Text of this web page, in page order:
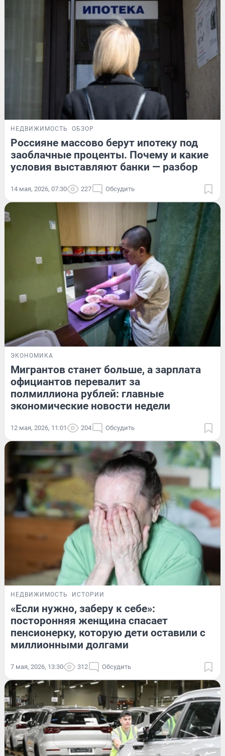
НЕДВИЖИМОСТЬ ОБЗОР
Россияне массово берут ипотеку под
заоблачные проценты. Почему и какие
условия выставляют банки — разбор
14 мая, 2026, 07:30 227 Обсудить
ЭКОНОМИКА
Мигрантов станет больше, а зарплата
официантов перевалит за
полмиллиона рублей: главные
экономические новости недели
12 мая, 2026, 11:01 204 Обсудить
НЕДВИЖИМОСТЬ ИСТОРИИ
«Если нужно, заберу к себе»:
посторонняя женщина спасает
пенсионерку, которую дети оставили с
миллионными долгами
7 мая, 2026, 13:30 312 Обсудить